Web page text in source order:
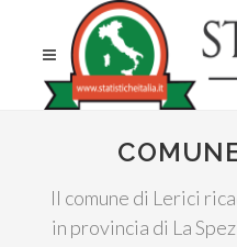
Il comune di Lerici
in provincia di La